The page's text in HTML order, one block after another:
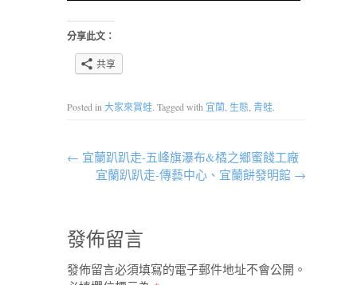
分享此文：
共享
Posted in 大家來賞蛙. Tagged with 宜蘭 生態 青蛙.
← 宜蘭趴趴走-五峰旗瀑布&橘之鄉蜜餞工廠
宜蘭趴趴走-傳藝中心、宜蘭餅發明館 →
發佈留言
發佈留言必須填寫的電子郵件地址不會公開。